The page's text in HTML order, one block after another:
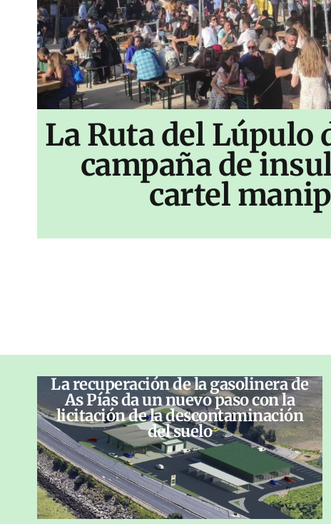
La Ruta del Lúpulo
campaña de
cartel
La recuperación de la gasolinera de
As Pías da un nuevo paso con la
licitación de la descontaminación
del suelo